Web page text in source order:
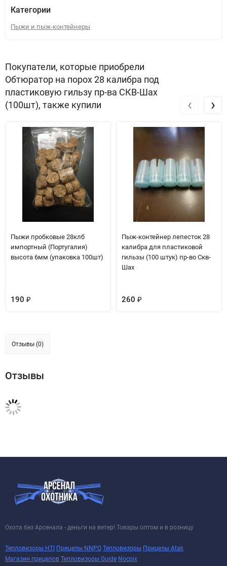
Категории
Пыжи и пыж-контейнеры
Покупатели, которые приобрели
Обтюратор на порох 28 калибра под
пластиковую гильзу пр-ва СКВ-Шах
(100шт), также купили
Пыжи пробковые 28клб
импортный (Португалия)
высота 6мм (упаковка 100шт)
190 ₽
Пыж-контейнер лепесток 28
калибра для пластиковой
гильзы (100 штук) пр-во Скв-
Шах
260 ₽
‹ ›
Отзывы (0)
Отзывы
Охота без Арсенала - деньги на ветер! Товары оптом и в розницу
Тепловизоры HTI Прицелы NNPO Тепловизоры Прицелы Atak
Магазин прицелов Тепловизоры Guide Nocpix